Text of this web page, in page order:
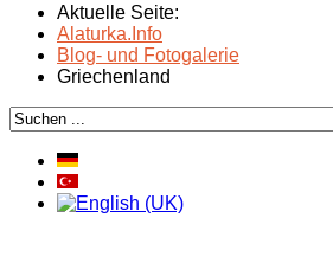
Aktuelle Seite:
Alaturka.Info
Blog- und Fotogalerie
Griechenland